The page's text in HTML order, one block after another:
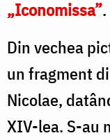
„Iconomissa”.
Din vechea
un fragment
Nicolae,
XIV-lea. S-au